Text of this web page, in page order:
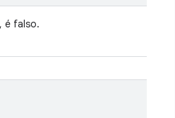
é falso.